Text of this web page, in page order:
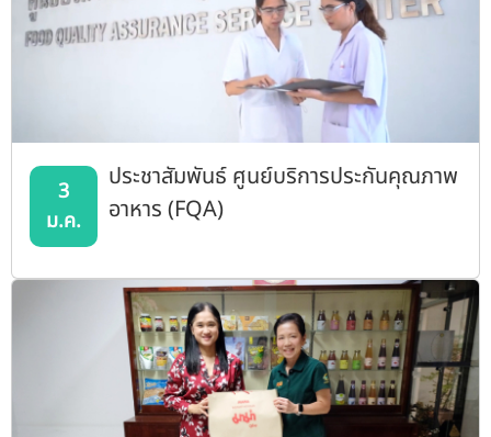
3
ม.ค.
ประชาสัมพันธ์ ศูนย์บริการประกันคุณภาพ
อาหาร (FQA)